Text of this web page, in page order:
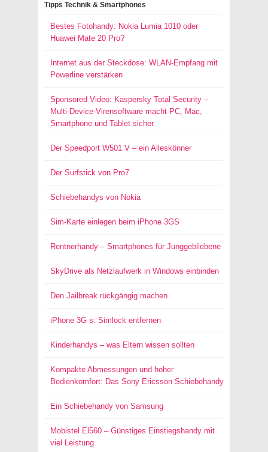
Tipps Technik & Smartphones
Bestes Fotohandy: Nokia Lumia 1010 oder
Huawei Mate 20 Pro?
Internet aus der Steckdose: WLAN-Empfang mit
Powerline verstärken
Sponsored Video: Kaspersky Total Security –
Multi-Device-Virensoftware macht PC, Mac,
Smartphone und Tablet sicher
Der Speedport W501 V – ein Alleskönner
Der Surfstick von Pro7
Schiebehandys von Nokia
Sim-Karte einlegen beim iPhone 3GS
Rentnerhandy – Smartphones für Junggebliebene
SkyDrive als Netzlaufwerk in Windows einbinden
Den Jailbreak rückgängig machen
iPhone 3G s: Simlock entfernen
Kinderhandys – was Eltern wissen sollten
Kompakte Abmessungen und hoher
Bedienkomfort: Das Sony Ericsson Schiebehandy
Ein Schiebehandy von Samsung
Mobistel El560 – Günstiges Einstiegshandy mit
viel Leistung